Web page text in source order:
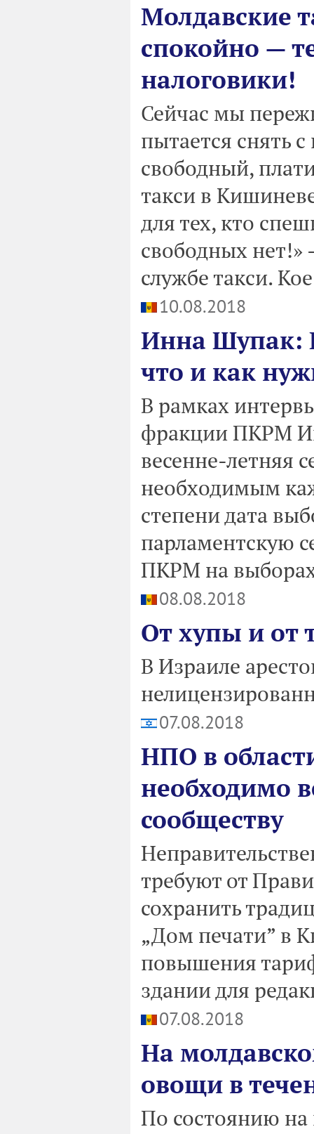
Молдавские
спокойно —
налоговики!
Сейчас мы
пытается снять
свободный,
такси в
для тех, кто
свободных нет!»
службе такси.
10.08.2018
Инна Шупак:
что и как
В рамках
фракции ПКРМ
весенне-летняя
необходимым
степени дата
парламентскую
ПКРМ на
08.08.2018
От хупы и от
В Израиле
07.08.2018
НПО в
необходимо
сообществу
требуют от
сохранить
„Дом печати” в
повышения
здании для
07.08.2018
На
овощи в
По состоянию на